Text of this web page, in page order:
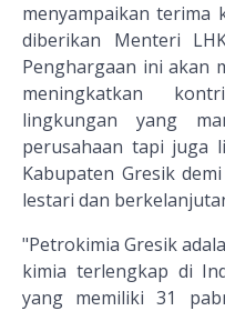
menyampaikan terima
diberikan Menteri
Penghargaan ini akan
meningkatkan
lingkungan yang
perusahaan tapi juga
Kabupaten Gresik
lestari dan
"Petrokimia Gresik
kimia terlengkap di
yang memiliki 31